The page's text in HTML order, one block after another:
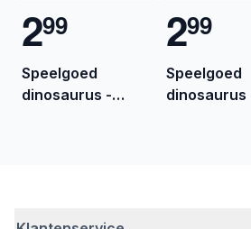
299
Speelgoed
dinosaurus -
299
Speelgoed
dinosaurus